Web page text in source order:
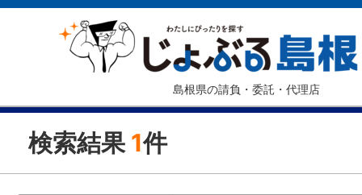
島根県の請負・委託・代理店
検索結果 1件